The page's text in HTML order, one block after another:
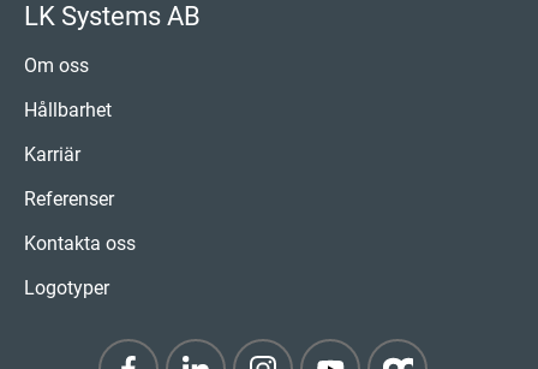
LK Systems AB
Om oss
Hållbarhet
Karriär
Referenser
Kontakta oss
Logotyper